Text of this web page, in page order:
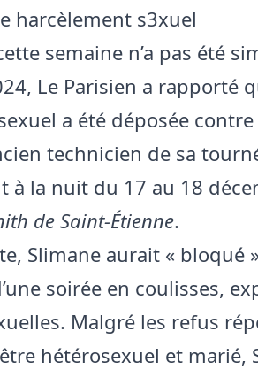
harcèlement s3xuel
semaine n’a pas été
Le Parisien a rapporté
a été déposée
technicien de sa
à la nuit du 17 au 18
de Saint-Étienne.
Slimane aurait « bloqué
soirée en coulisses,
Malgré les refus
hétérosexuel et marié,